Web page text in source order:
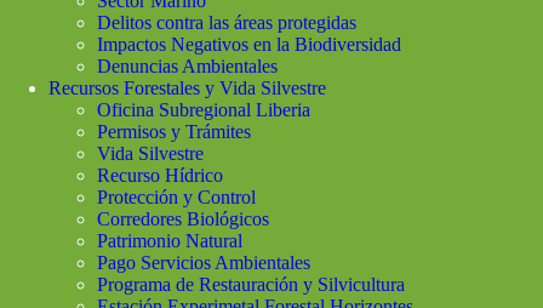
Delitos contra las áreas protegidas
Impactos Negativos en la Biodiversidad
Denuncias Ambientales
Recursos Forestales y Vida Silvestre
Oficina Subregional Liberia
Permisos y Trámites
Vida Silvestre
Recurso Hídrico
Protección y Control
Corredores Biológicos
Patrimonio Natural
Pago Servicios Ambientales
Programa de Restauración y Silvicultura